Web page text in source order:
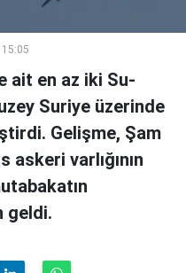
ait en az iki Su-
Suriye üzerinde
Gelişme, Şam
askeri varlığının
geldi.